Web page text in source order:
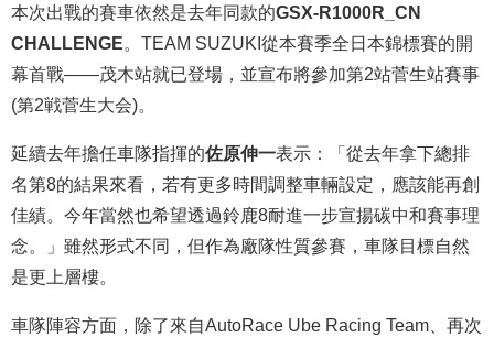
本次出戰的賽車依然是去年同款的GSX-R1000R_CN
CHALLENGE 。TEAM SUZUKI從本賽季全日本錦標賽的開
幕首戰——茂木站就已登場，並宣布將參加第2站菅生站賽事
(第2戦菅生大会)。
延續去年擔任車隊指揮的佐原伸一表示：「從去年拿下總排
名第8的結果來看，若有更多時間調整車輛設定，應該能再創
佳績。今年當然也希望透過鈴鹿8耐進一步宣揚碳中和賽事理
念。」雖然形式不同，但作為廠隊性質參賽，車隊目標自然
是更上層樓。
車隊陣容方面，除了來自AutoRace Ube Racing Team、再次